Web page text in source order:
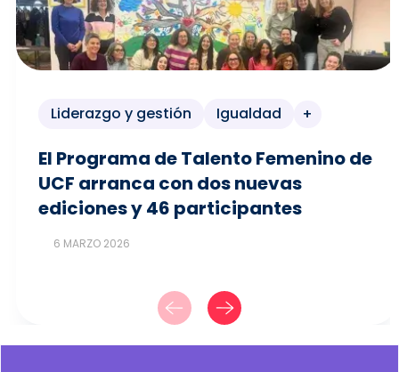
Liderazgo y gestión Igualdad +
El Programa de Talento Femenino de
UCF arranca con dos nuevas
ediciones y 46 participantes
6 MARZO 2026